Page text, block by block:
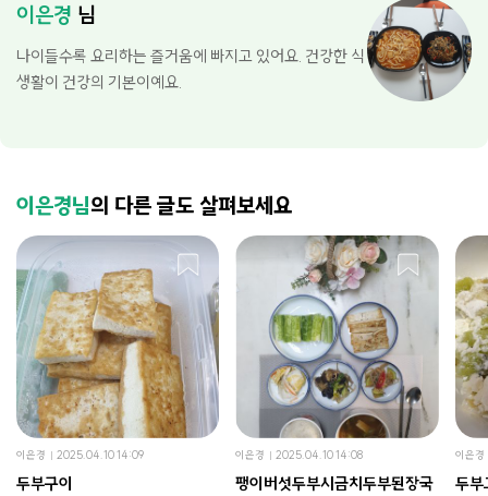
이은경 님
나이들수록 요리하는 즐거움에 빠지고 있어요. 건강한 식
생활이 건강의 기본이예요.
이은경님의 다른 글도 살펴보세요
이은경 2025.04.10 14:09
두부구이
이은경 2025.04.10 14:08
팽이버섯두부시금치두부된장국
이은경
두부